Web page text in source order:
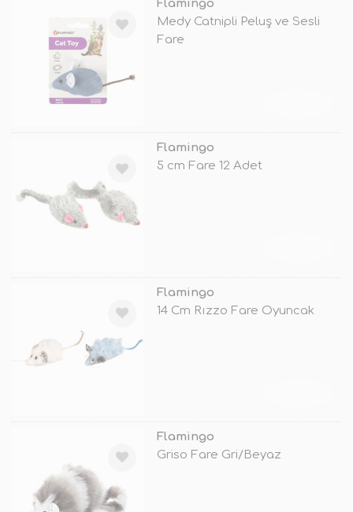
Flamingo
Medy Catnipli Peluş ve Sesli
Fare
Flamingo
5 cm Fare 12 Adet
Flamingo
14 Cm Rızzo Fare Oyuncak
Flamingo
Griso Fare Gri/Beyaz